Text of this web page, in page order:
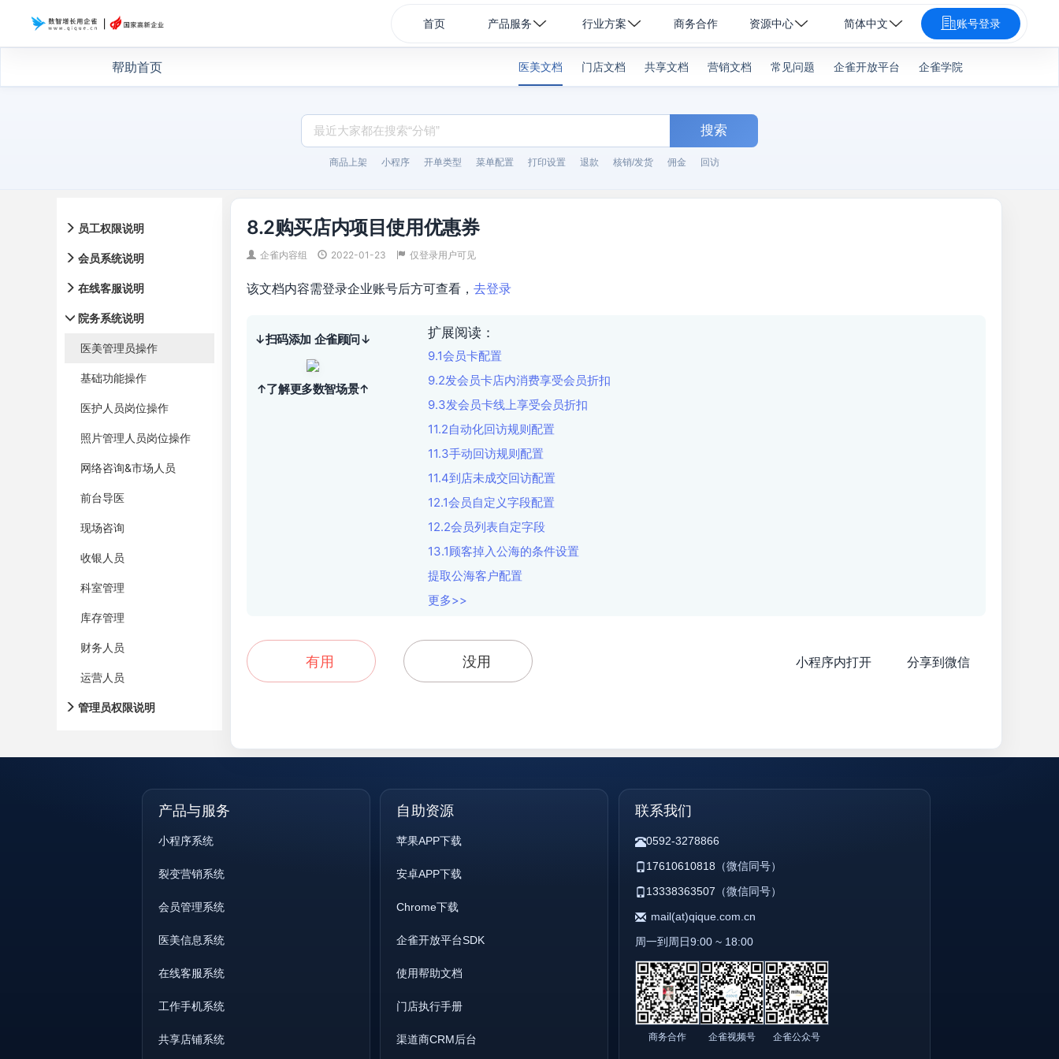
首页 产品服务 行业方案 商务合作 资源中心 简体中文 账号登录
帮助首页 医美文档 门店文档 共享文档 营销文档 常见问题 企雀开放平台 企雀学院
搜索
商品上架 小程序 开单类型 菜单配置 打印设置 退款 核销/发货 佣金 回访
员工权限说明
会员系统说明
在线客服说明
院务系统说明
医美管理员操作
基础功能操作
医护人员岗位操作
照片管理人员岗位操作
网络咨询&市场人员
前台导医
现场咨询
收银人员
科室管理
库存管理
财务人员
运营人员
管理员权限说明
8.2购买店内项目使用优惠券
企雀内容组 2022-01-23 仅登录用户可见
该文档内容需登录企业账号后方可查看， 去登录
↓扫码添加 企雀顾问↓
↑了解更多数智场景↑
扩展阅读：
9.1会员卡配置
9.2发会员卡店内消费享受会员折扣
9.3发会员卡线上享受会员折扣
11.2自动化回访规则配置
11.3手动回访规则配置
11.4到店未成交回访配置
12.1会员自定义字段配置
12.2会员列表自定字段
13.1顾客掉入公海的条件设置
提取公海客户配置
更多>>
有用 没用 分享到微信
小程序内打开
产品与服务
小程序系统
裂变营销系统
会员管理系统
医美信息系统
在线客服系统
工作手机系统
共享店铺系统
自助资源
苹果APP下载
安卓APP下载
Chrome下载
企雀开放平台SDK
使用帮助文档
门店执行手册
渠道商CRM后台
联系我们
0592-3278866
17610610818 （微信同号）
13338363507 （微信同号）
mail(at)qique.com.cn
周一到周日9:00 ~ 18:00
商务合作 企雀视频号 企雀公众号